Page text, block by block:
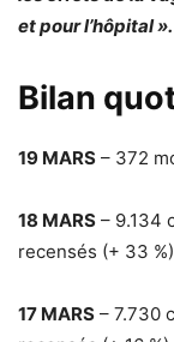
et pour l’hôpital ».
Bilan
19 MARS – 372
18 MARS – 9.134
recensés (+ 33 %)
17 MARS – 7.730